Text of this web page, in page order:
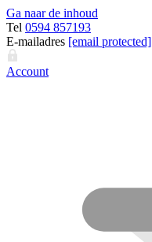
Ga naar de inhoud
Tel 0594 857193
E-mailadres [email protected]
Account